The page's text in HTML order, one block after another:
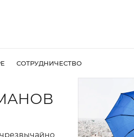
СОТРУДНИЧЕСТВО